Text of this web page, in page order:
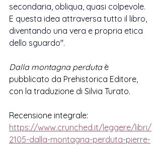
secondaria, obliqua, quasi colpevole.
E questa idea attraversa tutto il libro,
diventando una vera e propria etica
dello sguardo".
Dalla montagna perduta è
pubblicato da Prehistorica Editore,
con la traduzione di Silvia Turato.
Recensione integrale:
https://www.crunched.it/leggere/libri/
2105-dalla-montagna-perduta-pierre-